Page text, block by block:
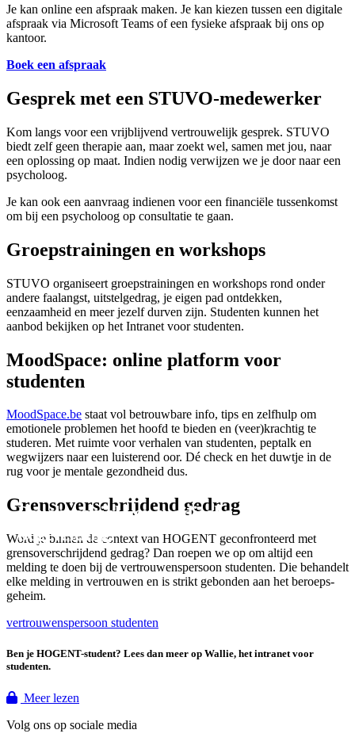
Psychosociale en medische
begeleiding.
Je kan online een afspraak maken. Je kan kiezen tussen een digitale
afspraak via Microsoft Teams of een fysieke afspraak bij ons op
kantoor.
Boek een afspraak
Gesprek met een STUVO-medewerker
Kom langs voor een vrijblijvend vertrouwelijk gesprek. STUVO
biedt zelf geen therapie aan, maar zoekt wel, samen met jou, naar
een oplossing op maat. Indien nodig verwijzen we je door naar een
psycholoog.
Je kan ook een aanvraag indienen voor een financiële tussenkomst
om bij een psycholoog op consultatie te gaan.
Groepstrainingen en workshops
STUVO organiseert groepstrainingen en workshops rond onder
andere faalangst, uitstelgedrag, je eigen pad ontdekken,
eenzaamheid en meer jezelf durven zijn. Studenten kunnen het
aanbod bekijken op het Intranet voor studenten.
MoodSpace: online platform voor
studenten
MoodSpace.be staat vol betrouwbare info, tips en zelfhulp om
emotionele problemen het hoofd te bieden en (veer)krachtig te
studeren. Met ruimte voor verhalen van studenten, peptalk en
wegwijzers naar een luisterend oor. Dé check en het duwtje in de
rug voor je mentale gezondheid dus.
Grensoverschrijdend gedrag
Word je binnen de context van HOGENT geconfronteerd met
grensoverschrijdend gedrag? Dan roepen we op om altijd een
melding te doen bij de vertrouwens­persoon studenten. Die behandelt
elke melding in vertrouwen en is strikt gebonden aan het beroeps­
geheim.
vertrouwenspersoon studenten
Ben je HOGENT-student? Lees dan meer op Wallie, het intranet voor
studenten.
Meer lezen
Volg ons op sociale media